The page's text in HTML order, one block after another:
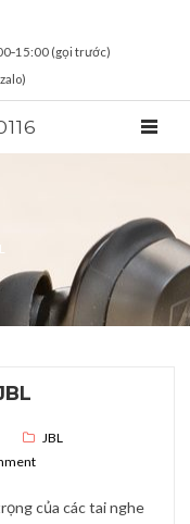
(gọi trước)
JBL
on THAY MÚT ĐỆM TAI
của các tai nghe